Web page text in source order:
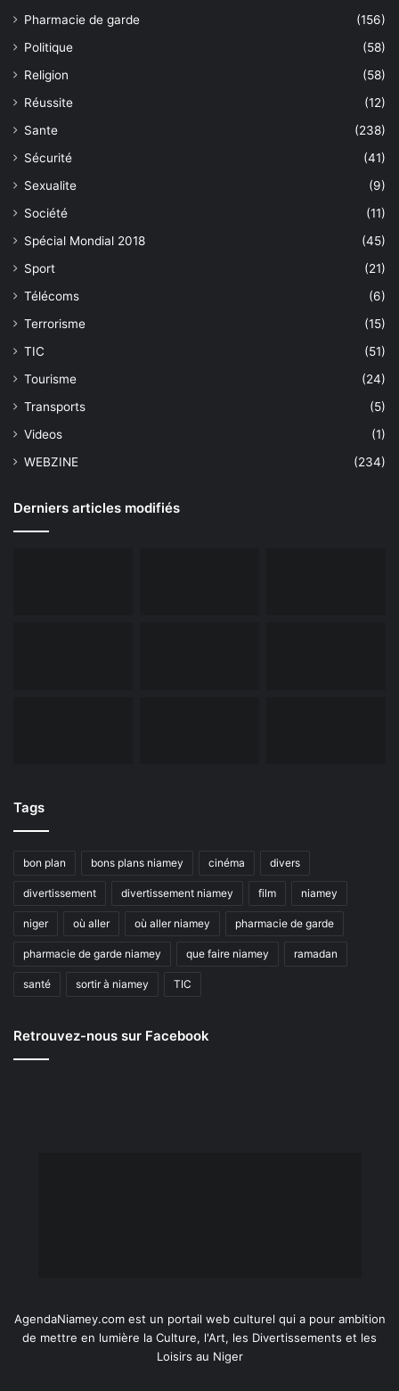
Pharmacie de garde
(156)
Politique
(58)
Religion
(58)
Réussite
(12)
Sante
(238)
Sécurité
(41)
Sexualite
(9)
Société
(11)
Spécial Mondial 2018
(45)
Sport
(21)
Télécoms
(6)
Terrorisme
(15)
TIC
(51)
Tourisme
(24)
Transports
(5)
Videos
(1)
WEBZINE
(234)
Derniers articles modifiés
Tags
bon plan bons plans niamey cinéma divers
divertissement divertissement niamey film niamey
niger où aller où aller niamey pharmacie de garde
pharmacie de garde niamey que faire niamey ramadan
santé sortir à niamey TIC
Retrouvez-nous sur Facebook
AgendaNiamey.com est un portail web culturel qui a pour ambition
de mettre en lumière la Culture, l'Art, les Divertissements et les
Loisirs au Niger